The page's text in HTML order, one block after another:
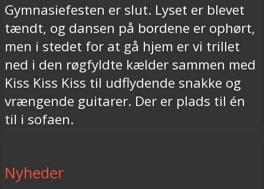
Gymnasiefesten er slut. Lyset er blevet
tændt, og dansen på bordene er ophørt,
men i stedet for at gå hjem er vi trillet
ned i den røgfyldte kælder sammen med
Kiss Kiss Kiss til udflydende snakke og
vrængende guitarer. Der er plads til én
til i sofaen.
Nyheder